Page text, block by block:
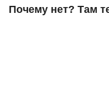
Почему нет? Там